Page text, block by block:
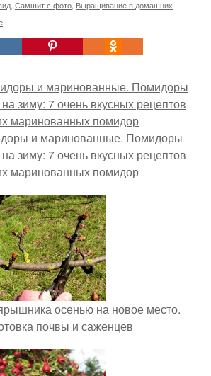
Самшит с фото Выращивание в домашних
и маринованные. Помидоры
зиму: 7 очень вкусных рецептов
маринованных помидор
осенью на новое место.
почвы и саженцев